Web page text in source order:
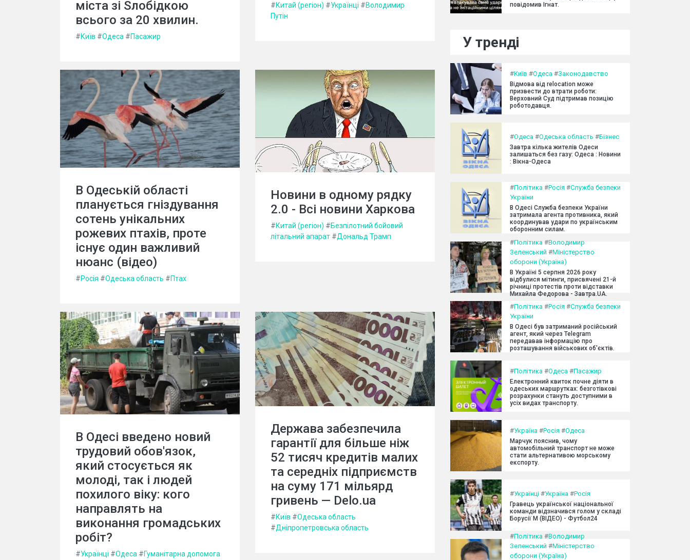
міста зі Sлобідкою
всього за 20 хвилин.
#Київ #Одеса #Пасажир
#Китай (регіон) #Українці #Володимир
Путін
В Одеській області
планується гніздування
сотень унікальних
рожевих птахів, проте
існує один важливий
нюанс (відео)
#Росія #Одеська область #Птах
Новини в одному рядку
2.0 - Всі новини Харкова
#Китай (регіон) #Безпілотний бойовий
літальний апарат #Дональд Трамп
В Одесі введено новий
трудовий обов'язок,
який стосується як
молоді, так і людей
похилого віку: кого
направлять на
виконання громадських
робіт?
#Українці #Одеса #Гуманітарна допомога
Держава забезпечила
гарантії для більше ніж
52 тисяч кредитів малих
та середніх підприємств
на суму 171 мільярд
гривень — Delo.ua
#Київ #Одеська область
#Дніпропетровська область
повідомив Ігнат.
У тренді
#Київ #Одеса #Законодавство
Відмова від relocation може
призвести до втрати роботи:
Верховний Суд підтримав позицію
роботодавця.
#Одеса #Одеська область #Бізнес
Завтра кілька жителів Одеси
залишаться без газу: Одеса : Новини
: Вікна-Одеса
#Політика #Росія #Служба безпеки
України
В Одесі Служба безпеки України
затримала агента противника, який
координував удари по українським
оборонним силам.
#Політика #Володимир
Зеленський #Міністерство
оборони (Україна)
В Україні 5 серпня 2026 року
відбулися мітинги, присвячені 21-й
річниці протестів проти відставки
Михайла Федорова - Завтра.UA.
#Політика #Росія #Служба безпеки
України
В Одесі був затриманий російський
агент, який через Telegram
передавав інформацію про
розташування військових об'єктів.
#Політика #Одеса #Пасажир
Електронний квиток почне діяти в
одеських маршрутках: безготівкові
розрахунки стануть доступними в
усіх видах транспорту.
#Україна #Росія #Одеса
Марчук пояснив, чому
автомобільний транспорт не може
стати альтернативою морському
експорту.
#Українці #Україна #Росія
Гравець української національної
команди відзначився голом у складі
Борусії М (ВІДЕО) - Футбол24
#Політика #Володимир
Зеленський #Міністерство
оборони (Україна)